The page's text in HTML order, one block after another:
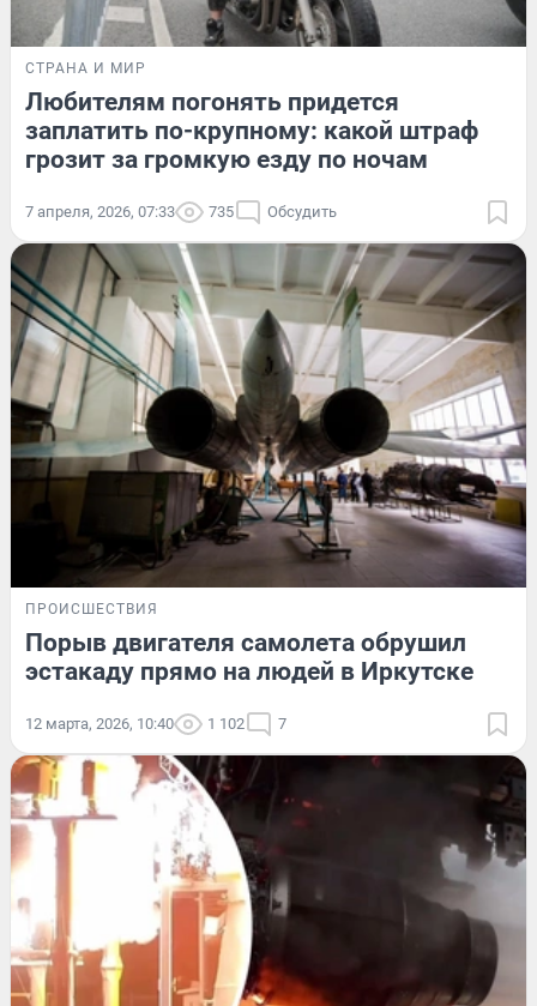
СТРАНА И МИР
Любителям погонять придется
заплатить по-крупному: какой штраф
грозит за громкую езду по ночам
7 апреля, 2026, 07:33 735 Обсудить
ПРОИСШЕСТВИЯ
Порыв двигателя самолета обрушил
эстакаду прямо на людей в Иркутске
12 марта, 2026, 10:40 1 102 7